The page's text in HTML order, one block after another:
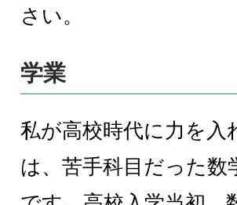
さい。
学業
私が高校時代に力を入
は、苦手科目だった数